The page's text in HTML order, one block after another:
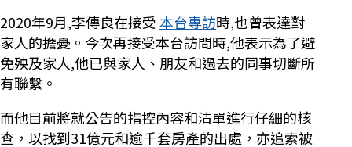
2020年9月,李傳良在接受本台專訪時,也曾表達對
家人的擔憂。今次再接受本台訪問時,他表示為了避
免殃及家人,他已與家人、朋友和過去的同事切斷所
有聯繫。
而他目前將就公告的指控內容和清單進行仔細的核
查，以找到31億元和逾千套房產的出處，亦追索被